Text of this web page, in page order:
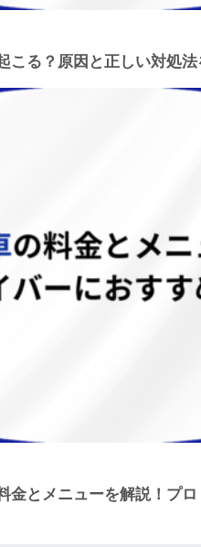
こる？原因と正しい対処法
金とメニューを解説！プ